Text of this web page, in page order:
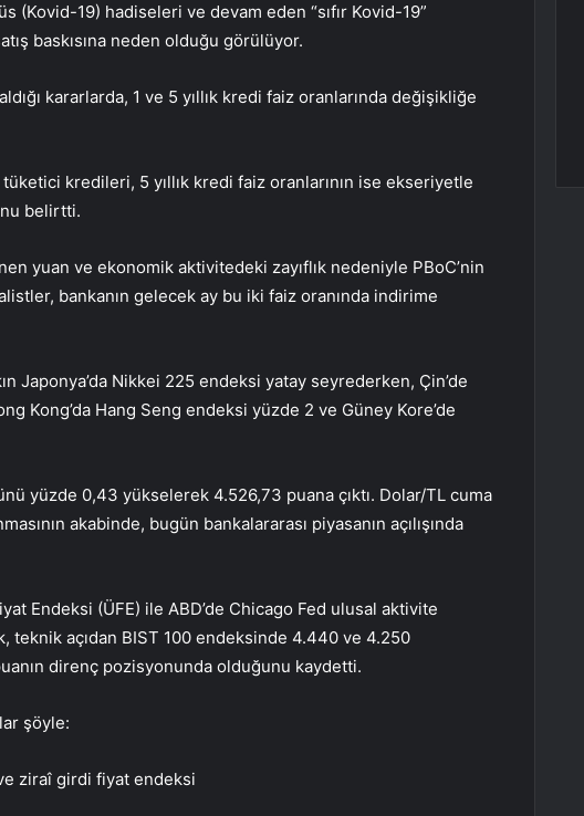
(Kovid-19) hadiseleri ve devam eden “sıfır Kovid-19”
baskısına neden olduğu görülüyor.
kararlarda, 1 ve 5 yıllık kredi faiz oranlarında değişikliğe
tüketici kredileri, 5 yıllık kredi faiz oranlarının ise ekseriyetle
belirtti.
yuan ve ekonomik aktivitedeki zayıflık nedeniyle PBoC’nin
bankanın gelecek ay bu iki faiz oranında indirime
Japonya’da Nikkei 225 endeksi yatay seyrederken, Çin’de
Kong’da Hang Seng endeksi yüzde 2 ve Güney Kore’de
yüzde 0,43 yükselerek 4.526,73 puana çıktı. Dolar/TL cuma
akabinde, bugün bankalararası piyasanın açılışında
Endeksi (ÜFE) ile ABD’de Chicago Fed ulusal aktivite
açıdan BIST 100 endeksinde 4.440 ve 4.250
direnç pozisyonunda olduğunu kaydetti.
şöyle:
ziraî girdi fiyat endeksi